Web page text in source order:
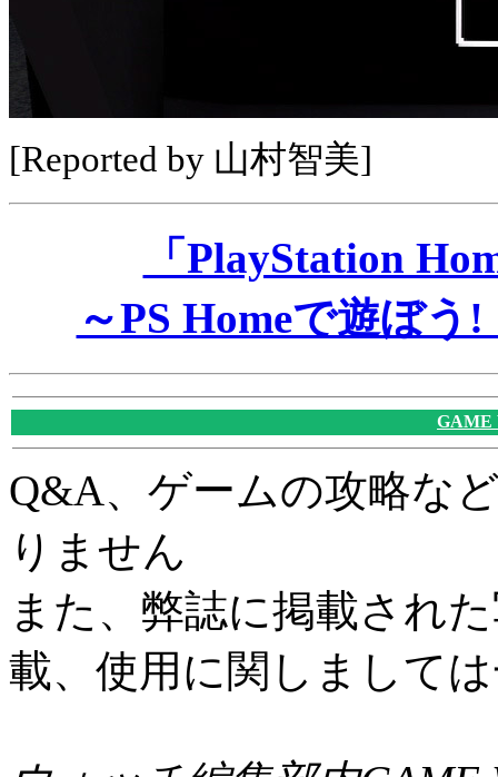
[Reported by 山村智美]
「PlayStation
～PS Homeで遊ぼ
GAME
Q&A、ゲームの攻略な
りません
また、弊誌に掲載され
載、使用に関しまして